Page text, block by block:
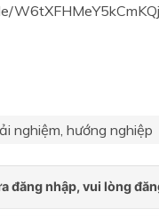
nghiệm, hướng nghiệp